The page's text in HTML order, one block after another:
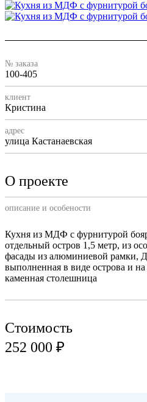
№ заказа
100-405
клиент
Кристина
адрес
улица Кастанаевская
О проекте
описание и особености
Кухня из МДФ с фурнитурой
отдельный остров 1,5 метр, из
фасады из алюминиевой рамки,
выполненная в виде острова и на
каменная столешница
Стоимость
252 000 ₽